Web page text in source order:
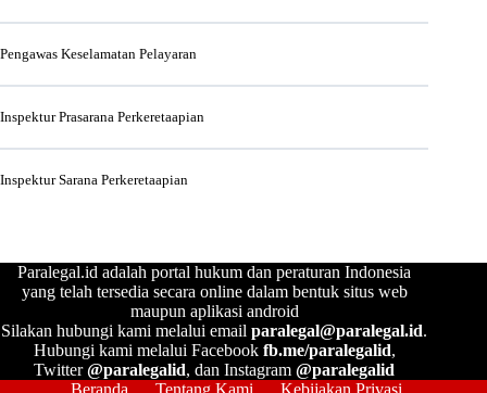
Pengawas Keselamatan Pelayaran
Inspektur Prasarana Perkeretaapian
Inspektur Sarana Perkeretaapian
Paralegal.id adalah portal hukum dan peraturan Indonesia
yang telah tersedia secara online dalam bentuk situs web
maupun aplikasi android
Silakan hubungi kami melalui emailparalegal@paralegal.id.
Hubungi kami melalui Facebook fb.me/paralegalid,
Twitter@paralegalid, dan Instagram@paralegalid
Beranda
Tentang Kami Kebijakan Privasi